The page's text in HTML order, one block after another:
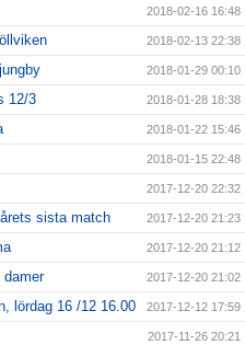
2018-02-16 16:48
2018-02-13 22:38
2018-01-29 00:10
12/3 2018-01-28 18:38
2018-01-22 15:46
2018-01-15 22:48
2017-12-20 22:32
sista match 2017-12-20 21:23
2017-12-20 21:12
damer 2017-12-20 21:02
lördag 16 /12 16.00 2017-12-12 17:59
2017-11-26 20:21